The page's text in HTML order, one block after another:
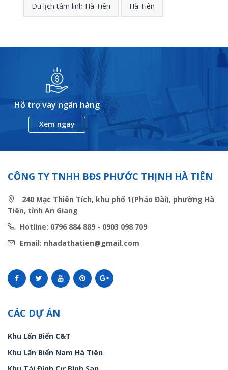
Du lịch tâm linh Hà Tiên Hà Tiên
Hỗ trợ vay ngân hàng
Xem ngay
CÔNG TY TNHH BĐS PHƯỚC THỊNH HÀ TIÊN
240 Mạc Thiên Tích, khu phố 1(Pháo Đài), phường Hà
Tiên, tỉnh An Giang
Hotline: 0796 884 889 - 0903 098 709
Email: nhadathatien@gmail.com
CÁC DỰ ÁN
Khu Lấn Biển C&T
Khu Lấn Biển Nam Hà Tiên